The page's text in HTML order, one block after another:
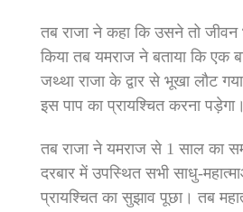
तब राजा ने कहा कि उसने तो जीवन
किया तब यमराज ने बताया कि एक
जथ्था राजा के द्वार से भूखा लौट
इस पाप का प्रायश्चित करना पड़ेगा।
तब राजा ने यमराज से 1 साल का
दरबार में उपस्थित सभी साधु-
प्रायश्चित का सुझाव पूछा। तब